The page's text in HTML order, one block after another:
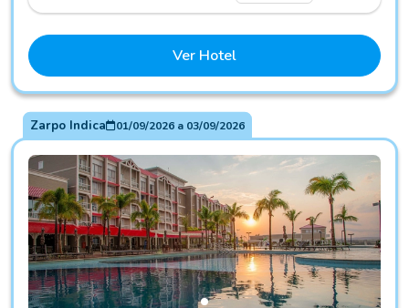
Ver Hotel
Zarpo Indica 01/09/2026a 03/09/2026